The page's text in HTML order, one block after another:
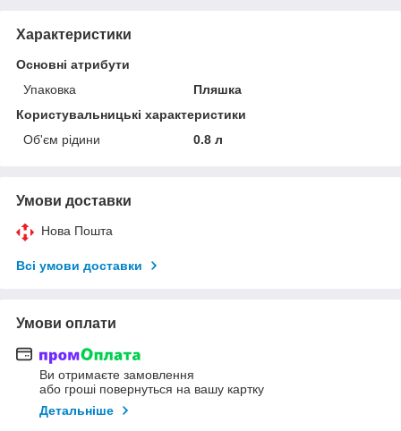
Характеристики
Основні атрибути
Упаковка
Пляшка
Користувальницькі характеристики
Об'єм рідини
0.8 л
Умови доставки
Нова Пошта
Всі умови доставки
Умови оплати
Ви отримаєте замовлення
або гроші повернуться на вашу картку
Детальніше